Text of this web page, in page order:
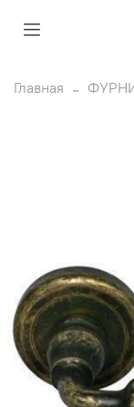
Главная